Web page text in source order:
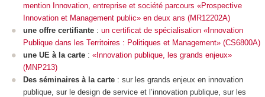
mention Innovation, entreprise et société parcours «Prospective
Innovation et Management public» en deux ans (MR12202A)
une offre certifiante : un certificat de spécialisation «Innovation
Publique dans les Territoires : Politiques et Management» (CS6800A)
une UE à la carte : «Innovation publique, les grands enjeux»
(MNP213)
Des séminaires à la carte : sur les grands enjeux en innovation
publique, sur le design de service et l’innovation publique, sur les